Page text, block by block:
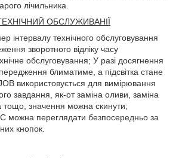
лічильника.
ОБСЛУЖИВАНІЇ
інтервалу технічного обслуговування
зворотного відліку часу
обслуговування; У разі досягнення
блиматиме, а підсвітка стане
використовується для вимірювання
завдання, як-от заміна оливи, заміна
тощо, значення можна скинути;
можна переглядати безпосередньо за
кнопок.